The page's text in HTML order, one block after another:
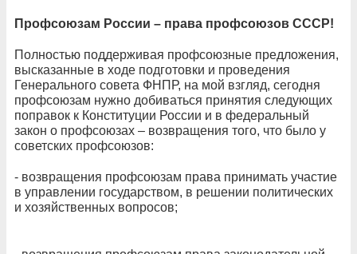
Профсоюзам России – права профсоюзов СССР!
Полностью поддерживая профсоюзные предложения,
высказанные в ходе подготовки и проведения
Генерального совета ФНПР, на мой взгляд, сегодня
профсоюзам нужно добиваться принятия следующих
поправок к Конституции России и в федеральный
закон о профсоюзах – возвращения того, что было у
советских профсоюзов:
- возвращения профсоюзам права принимать участие
в управлении государством, в решении политических
и хозяйственных вопросов;